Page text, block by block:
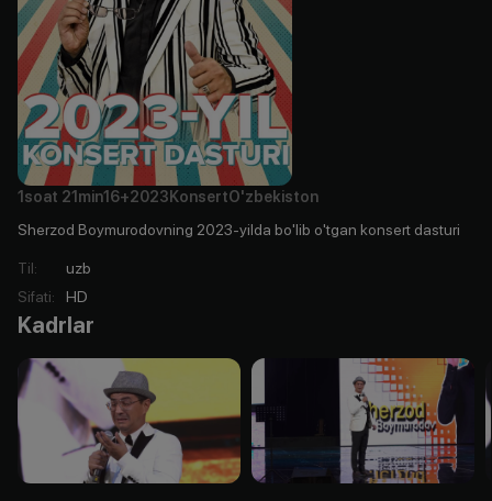
1soat 21min16+2023 KonsertO'zbekiston
Sherzod Boymurodovning 2023-yilda bo'lib o'tgan konsert dasturi
Til:
uzb
Sifati: HD
Kadrlar